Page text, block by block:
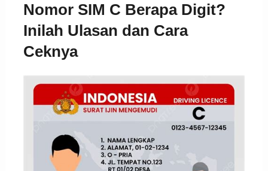
Nomor SIM C Berapa Digit?
Inilah Ulasan dan Cara
Ceknya